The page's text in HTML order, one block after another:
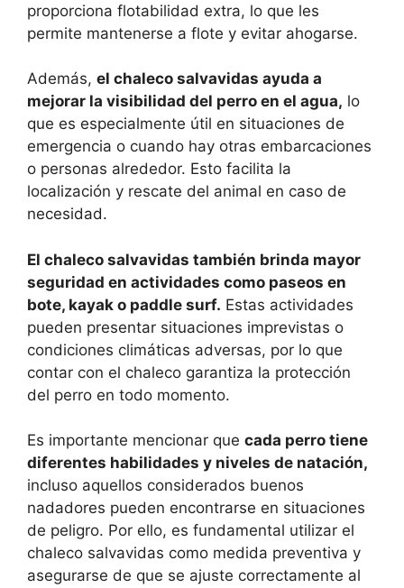
proporciona flotabilidad extra, lo que les
permite mantenerse a flote y evitar ahogarse.
Además, el chaleco salvavidas ayuda a
mejorar la visibilidad del perro en el agua, lo
que es especialmente útil en situaciones de
emergencia o cuando hay otras embarcaciones
o personas alrededor. Esto facilita la
localización y rescate del animal en caso de
necesidad.
El chaleco salvavidas también brinda mayor
seguridad en actividades como paseos en
bote, kayak o paddle surf. Estas actividades
pueden presentar situaciones imprevistas o
condiciones climáticas adversas, por lo que
contar con el chaleco garantiza la protección
del perro en todo momento.
Es importante mencionar que cada perro tiene
diferentes habilidades y niveles de natación,
incluso aquellos considerados buenos
nadadores pueden encontrarse en situaciones
de peligro. Por ello, es fundamental utilizar el
chaleco salvavidas como medida preventiva y
asegurarse de que se ajuste correctamente al